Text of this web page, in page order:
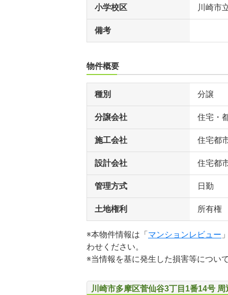
小学校区 川崎市
備考
物件概要
種別 分譲
分譲会社 住宅・
施工会社 住宅都
設計会社 住宅都
管理方式 日勤
土地権利 所有権
※本物件情報は「 マンションレビュー
わせください。
※当情報を基に発生した損害等につい
川崎市多摩区菅仙谷3丁目1番14号